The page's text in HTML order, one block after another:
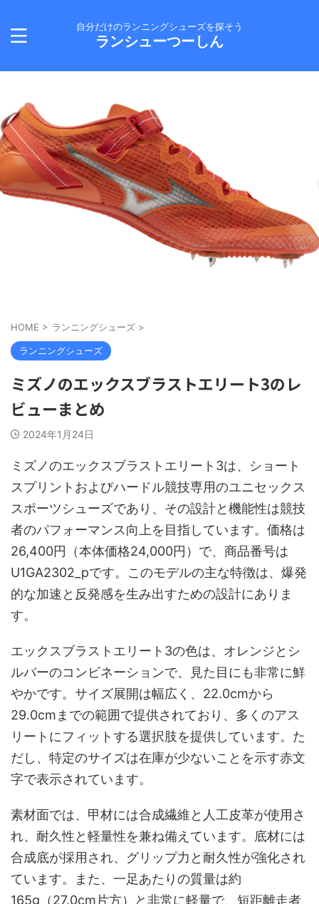
自分だけのランニングシューズを探そう
ランシューつーしん
HOME > ランニングシューズ >
ランニングシューズ
ミズノのエックスブラストエリート3のレ
ビューまとめ
2024年1月24日
ミズノのエックスブラストエリート3は、ショート
スプリントおよびハードル競技専用のユニセックス
スポーツシューズであり、その設計と機能性は競技
者のパフォーマンス向上を目指しています。価格は
26,400円（本体価格24,000円）で、商品番号は
U1GA2302_pです。このモデルの主な特徴は、爆発
的な加速と反発感を生み出すための設計にありま
す。
エックスブラストエリート3の色は、オレンジとシ
ルバーのコンビネーションで、見た目にも非常に鮮
やかです。サイズ展開は幅広く、22.0cmから
29.0cmまでの範囲で提供されており、多くのアス
リートにフィットする選択肢を提供しています。た
だし、特定のサイズは在庫が少ないことを示す赤文
字で表示されています。
素材面では、甲材には合成繊維と人工皮革が使用さ
れ、耐久性と軽量性を兼ね備えています。底材には
合成底が採用され、グリップ力と耐久性が強化され
ています。また、一足あたりの質量は約
165g（27.0cm片方）と非常に軽量で、短距離走者